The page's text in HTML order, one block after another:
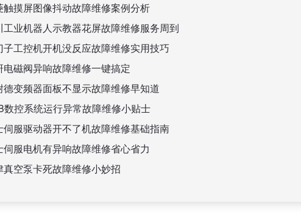
触摸屏图像抖动故障维修案例分析
工业机器人示教器花屏故障维修服务周到
子工控机开机没反应故障维修实用技巧
电磁阀异响故障维修一键搞定
德变频器面板不显示故障维修早知道
数控系统运行异常故障维修小贴士
伺服驱动器开不了机故障维修基础指南
伺服电机有异响故障维修省心省力
真空泵卡死故障维修小妙招